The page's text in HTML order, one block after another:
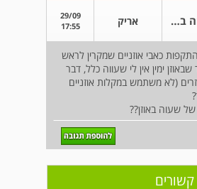
חוסר שעווה באוזן אריק
29/09
17:55
כאבי אוזניים שמקרין לראש
ימין אין לי שעווה כלל, דבר
(לא משתמש במקלות אוזניים
של שעוה באוזן??
קשורים